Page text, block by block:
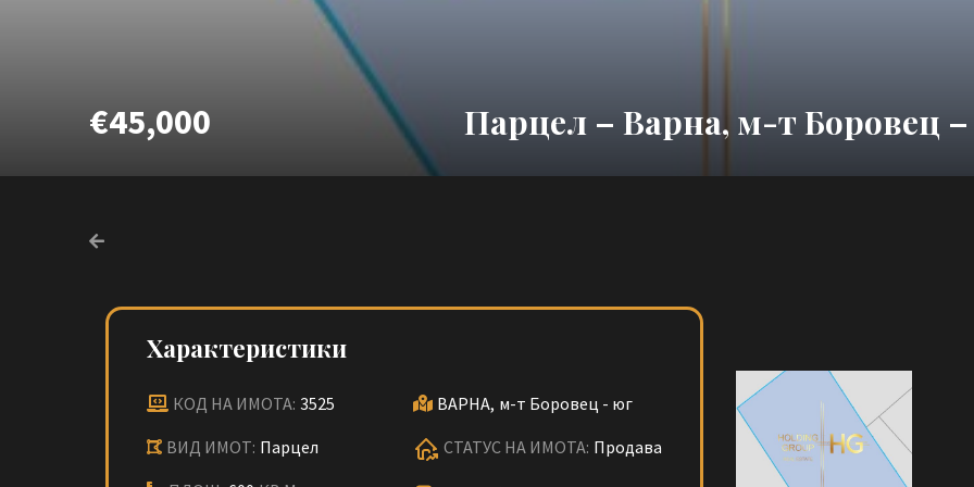
€45,000 Парцел – Варна, м-т Боровец
Характеристики
КОД НА ИМОТА: 3525
ВИД ИМОТ: Парцел
ВАРНА, м-т Боровец - юг
СТАТУС НА ИМОТА: Продава